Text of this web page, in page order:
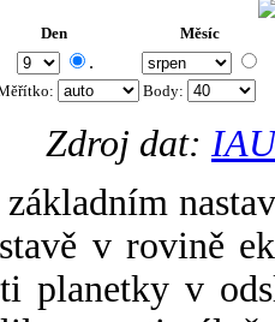
Den Měsíc
.
Body:
Zdroj dat:
v rovině
planetky v